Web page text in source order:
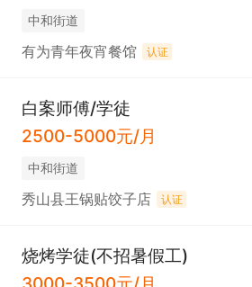
中和街道
有为青年夜宵餐馆 认证
白案师傅/学徒
2500-5000元/月
中和街道
秀山县王锅贴饺子店 认证
烧烤学徒(不招暑假工)